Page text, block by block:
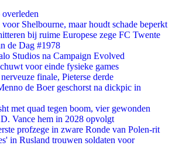
Shelbourne, maar houdt schade beperkt
bij ruime Europese zege FC Twente
de Dag #1978
Studios na Campaign Evolved
voor einde fysieke games
finale, Pieterse derde
de Boer geschorst na dickpic in
met quad tegen boom, vier gewonden
Vance hem in 2028 opvolgt
profzege in zware Ronde van Polen-rit
in Rusland trouwen soldaten voor